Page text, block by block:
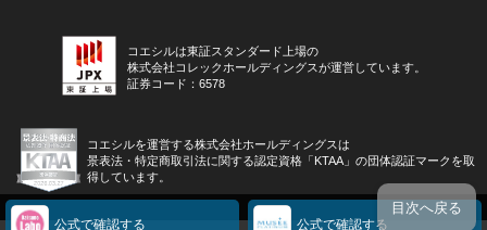
公式で確認する 公式で確認する
コエシルは東証スタンダード上場の
株式会社コレックホールディングスが運営しています。
証券コード：6578
コエシルを運営する株式会社ホールディングスは
景表法・特定商取引法に関する認定資格「KTAA」の団体認証マークを取
得しています。
目次へ戻る